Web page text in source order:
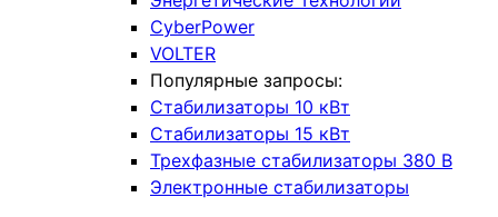
CyberPower
VOLTER
Популярные запросы:
Стабилизаторы 10 кВт
Стабилизаторы 15 кВт
Трехфазные стабилизаторы 380 В
Электронные стабилизаторы